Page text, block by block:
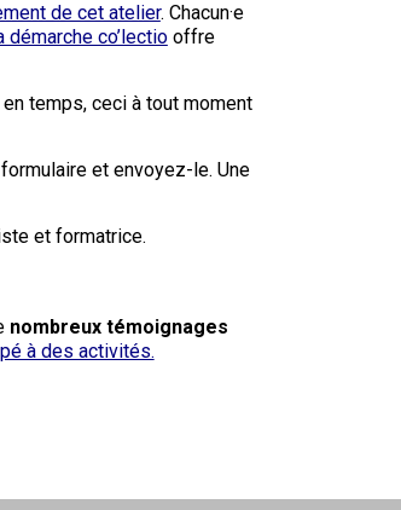
de cet atelier. Chacun·e
démarche co’lectiooffre
temps, ceci à tout moment
et envoyez-le. Une
et formatrice.
nombreux témoignages
à des activités.